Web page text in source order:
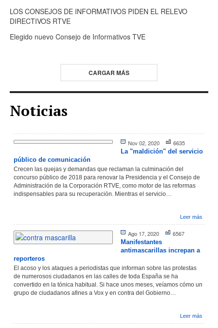
LOS CONSEJOS DE INFORMATIVOS PIDEN EL RELEVO
DIRECTIVOS RTVE
Elegido nuevo Consejo de Informativos TVE
CARGAR MÁS
Noticias
Nov 02, 2020 6635
La "maldición" del servicio
público de comunicación
Crecen las quejas y demandas que reclaman la culminación del
concurso público de 2018 para renovar la Presidencia y el Consejo de
Administración de la Corporación RTVE, como motor de las reformas
indispensables para su recuperación. Mientras el servicio…
Leer más
Ago 17, 2020 6567
Manifestantes
antimascarillas increpan a
reporteros
El acoso y los ataques a periodistas que informan sobre las protestas
de numerosos ciudadanos en las calles de toda España se ha
convertido en la tónica habitual. Si hace unos meses, veíamos cómo un
grupo de ciudadanos afines a Vox y en contra del Gobierno…
Leer más